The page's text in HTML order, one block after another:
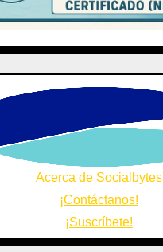
Acerca de Socialbytes
¡Contáctanos!
¡Suscríbete!